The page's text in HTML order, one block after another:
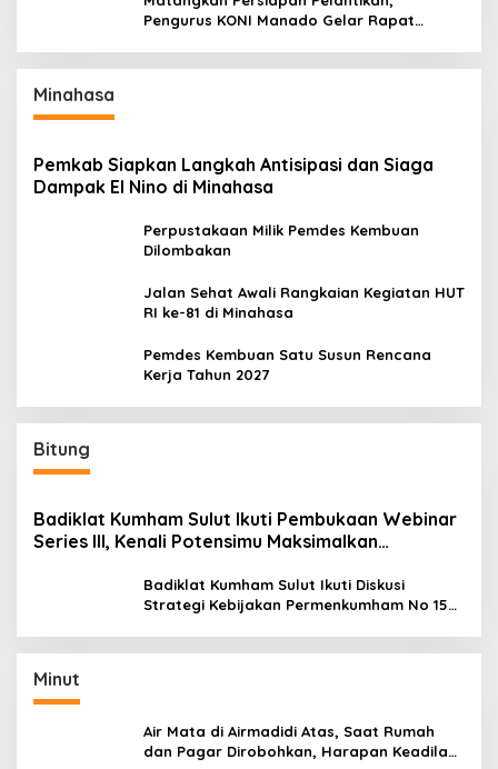
Pengurus KONI Manado Gelar Rapat
Minahasa
Pemkab Siapkan Langkah Antisipasi dan Siaga
Dampak El Nino di Minahasa
Perpustakaan Milik Pemdes Kembuan
Dilombakan
Jalan Sehat Awali Rangkaian Kegiatan HUT
RI ke-81 di Minahasa
Pemdes Kembuan Satu Susun Rencana
Kerja Tahun 2027
Bitung
Badiklat Kumham Sulut Ikuti Pembukaan Webinar
Series III, Kenali Potensimu Maksimalkan
Badiklat Kumham Sulut Ikuti Diskusi
Strategi Kebijakan Permenkumham No 15
Minut
Air Mata di Airmadidi Atas, Saat Rumah
dan Pagar Dirobohkan, Harapan Keadilan